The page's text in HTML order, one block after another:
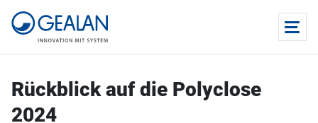
Rückblick auf die Polyclose
2024